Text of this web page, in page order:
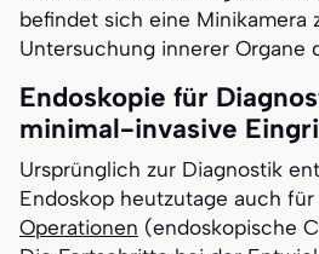
befindet sich eine Minikamera
Untersuchung innerer Organe
Endoskopie für
minimal-invasive
Ursprünglich zur Diagnostik
Endoskop heutzutage auch für
Operationen (endoskopische